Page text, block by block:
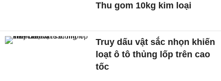
Thu gom 10kg kim loại
Truy dấu vật sắc nhọn khiến
loạt ô tô thủng lốp trên cao
tốc